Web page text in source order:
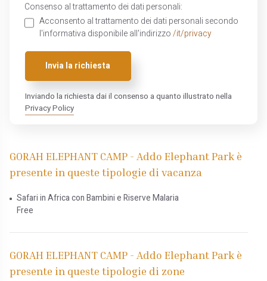
Consenso al trattamento dei dati personali:
Acconsento al trattamento dei dati personali secondo
l'informativa disponibile all'indirizzo /it/privacy
Invia la richiesta
Inviando la richiesta dai il consenso a quanto illustrato nella
Privacy Policy
GORAH ELEPHANT CAMP - Addo Elephant Park è
presente in queste tipologie di vacanza
Safari in Africa con Bambini e Riserve Malaria
Free
GORAH ELEPHANT CAMP - Addo Elephant Park è
presente in queste tipologie di zone